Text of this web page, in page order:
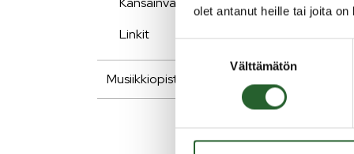
olet antanut heille tai joita
Välttämätön
Linkit
Musiikkiopisto